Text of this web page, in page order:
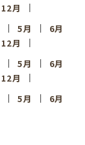
12月
5月
6月
12月
5月
6月
12月
5月
6月